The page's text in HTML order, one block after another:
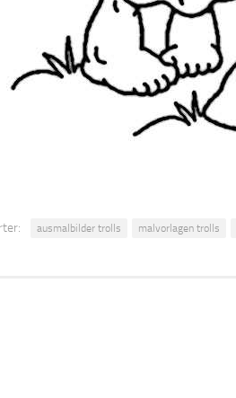
ausmalbilder trolls malvorlagen trolls